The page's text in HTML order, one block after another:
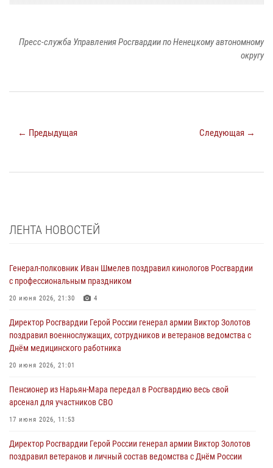
Пресс-служба Управления Росгвардии по Ненецкому автономному
округу
← Предыдущая Следующая →
ЛЕНТА НОВОСТЕЙ
Генерал-полковник Иван Шмелев поздравил кинологов Росгвардии
с профессиональным праздником
20 июня 2026, 21:30 4
Директор Росгвардии Герой России генерал армии Виктор Золотов
поздравил военнослужащих, сотрудников и ветеранов ведомства с
Днём медицинского работника
20 июня 2026, 21:01
Пенсионер из Нарьян-Мара передал в Росгвардию весь свой
арсенал для участников СВО
17 июня 2026, 11:53
Директор Росгвардии Герой России генерал армии Виктор Золотов
поздравил ветеранов и личный состав ведомства с Днём России